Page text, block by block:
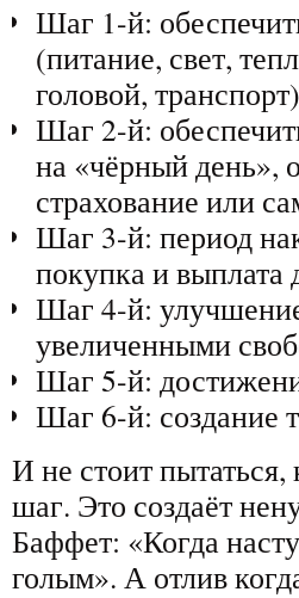
Шаг 1-й:
(питание, свет,
головой,
Шаг 2-й:
на «чёрный день»,
страхование или
Шаг 3-й: период
покупка и выплата
Шаг 4-й:
увеличенными
Шаг 5-й:
Шаг 6-й: создание
И не стоит
шаг. Это создаёт
Баффет: «Когда
голым». А отлив